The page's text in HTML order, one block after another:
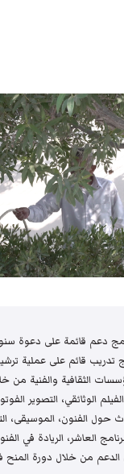
دعم قائمة على دعوة
تدريب قائم على عملية
الثقافية والفنية من
الوثائقي، التصوير
حول الفنون، الموسيقى،
العاشر، الريادة في
الدعم من خلال دورة